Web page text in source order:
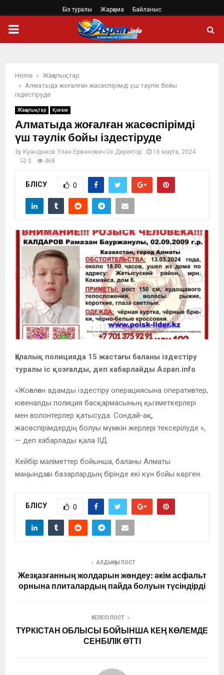
Біз туралы Жарңама Байланыс
PRIMARY
Home
Жаңалықтар
Алматыда жоғалған жасөспірімді үш тәулік бойы
іздестіруде
Жаңалықтар Қоғам
Алматыда жоғалған жасөспірімді
үш тәулік бойы іздестіруде
by Куандыков Улан Ержанович Ux Директор
16 марта, 2024
0
468
БӨЛІСУ 0
Қалалық полицияда 15 жастағы баланы іздестіру
туралы іс қозғалды, деп хабарлайды Aspan.info
«Жоғалған адамды іздестіру операциясына оперативтер,
ювеналды полиция басқармасының қызметкерлері
мен волонтерлер қатысуда. Сондай-ақ,
жасөспірімдердің болуы мүмкін жерлері тексерілуде «,
— деп хабарлады қала ІІД.
Кейбір мәліметтер бойынша, баланы Алматы
маңындағы базарлардың бірінде екі күн бойы көрген.
БӨЛІСУ 0
АЛДЫҢҒЫ ПОСТ
Жезқазғанның жолдарын жөндеу: әкім асфальт
орнына плиталардың пайда болуын түсіндірді
КЕЛЕСІ ПОСТ
ТҮРКІСТАН ОБЛЫСЫ БОЙЫНША КЕҢ КӨЛЕМДЕ
СЕНБІЛІК ӨТТІ